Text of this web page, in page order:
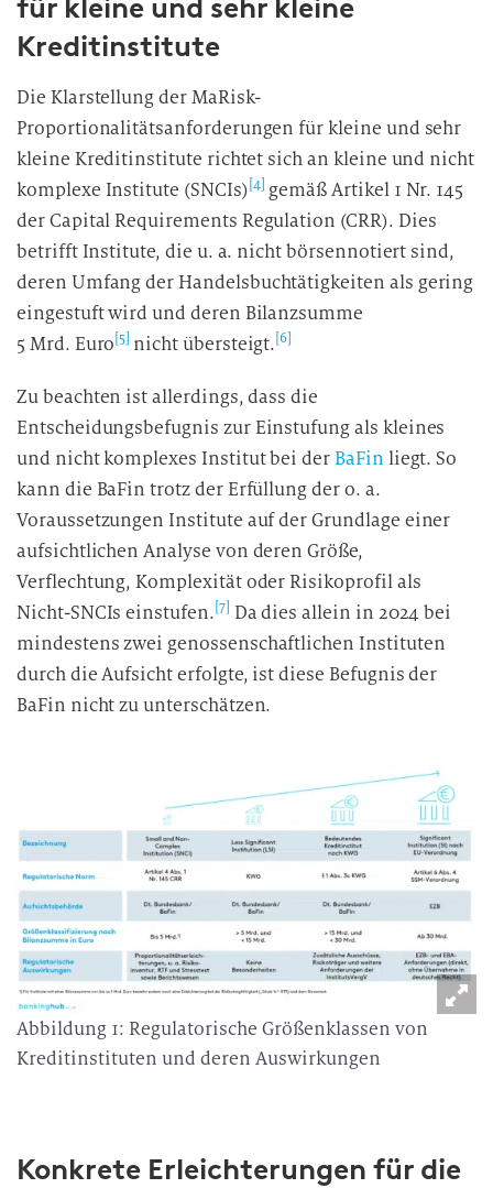
für kleine und sehr kleine
Kreditinstitute
Die Klarstellung der MaRisk-
Proportionalitätsanforderungen für kleine und sehr
kleine Kreditinstitute richtet sich an kleine und nicht
komplexe Institute (SNCIs) [4] gemäß Artikel 1 Nr. 145
der Capital Requirements Regulation (CRR). Dies
betrifft Institute, die u. a. nicht börsennotiert sind,
deren Umfang der Handelsbuchtätigkeiten als gering
eingestuft wird und deren Bilanzsumme
5 Mrd. Euro [5] nicht übersteigt. [6]
Zu beachten ist allerdings, dass die
Entscheidungsbefugnis zur Einstufung als kleines
und nicht komplexes Institut bei derBaFin liegt. So
kann die BaFin trotz der Erfüllung der o. a.
Voraussetzungen Institute auf der Grundlage einer
aufsichtlichen Analyse von deren Größe,
Verflechtung, Komplexität oder Risikoprofil als
Nicht-SNCIs einstufen. [7] Da dies allein in 2024 bei
mindestens zwei genossenschaftlichen Instituten
durch die Aufsicht erfolgte, ist diese Befugnis der
BaFin nicht zu unterschätzen.
Abbildung 1: Regulatorische Größenklassen von
Kreditinstituten und deren Auswirkungen
Konkrete Erleichterungen für die